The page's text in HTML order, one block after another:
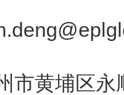
市黄埔区永